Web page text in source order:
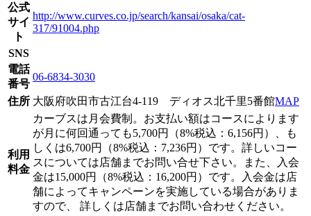
公式
サイ
ト
http://www.curves.co.jp/search/kansai/osaka/cat-
317/91004.php
SNS
電話
番号
06-6834-3030
住所 大阪府吹田市古江台4-119 ディオス北千里5番館MAP
利用
料金
カーブスは月会費制。お支払い額はコースによります
が月に何回通っても5,700円（8%税込：6,156円）、も
しくは6,700円（8%税込：7,236円）です。詳しいコー
スについては店舗までお問い合せ下さい。また、入会
金は15,000円（8%税込：16,200円）です。入会金は店
舗によってキャンペーンを実施している場合がありま
すので、 詳しくは店舗までお問い合わせください。